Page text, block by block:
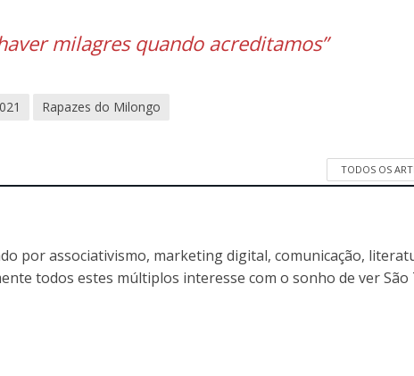
milagres quando acreditamos”
Rapazes do Milongo
TODOS OS
por associativismo, marketing digital, comunicação,
todos estes múltiplos interesse com o sonho de ver São